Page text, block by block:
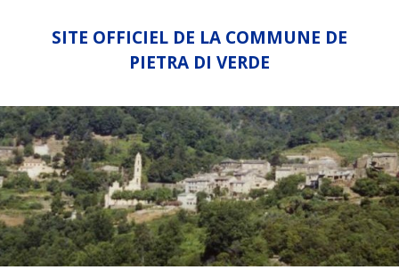
SITE OFFICIEL DE LA COMMUNE DE
PIETRA DI VERDE